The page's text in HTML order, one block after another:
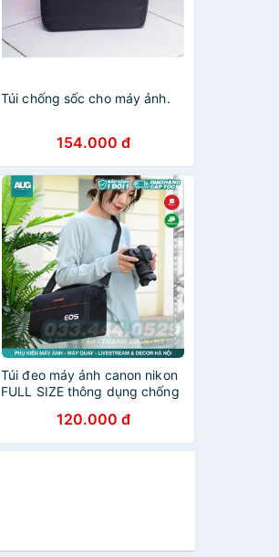
Túi chống sốc cho máy ảnh.
154.000 đ
Túi đeo máy ảnh canon nikon
FULL SIZE thông dụng chống
Camera Hà Nội120.000 đ